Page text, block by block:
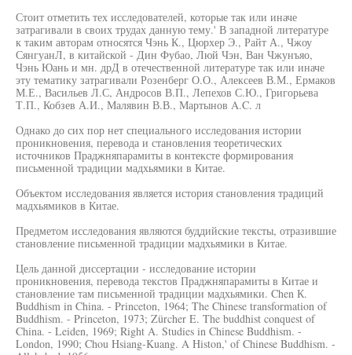
Стоит отметить тех исследователей, которые так или иначе
затрагивали в своих трудах данную тему.' В западной литературе
к таким авторам относятся Чэнь К., Цюрхер Э., Райт А., Чжоу
СянгуанЛ, в китайской - Дин Фубао, Люй Чэн, Ван Чжунъяо,
Чэнь Юань и мн. дрД в отечественной литературе так или иначе
эту тематику затрагивали Розенберг О.О., Алексеев В.М., Ермаков
М.Е., Васильев Л.С, Андросов В.П., Лепехов С.Ю., Григорьева
Т.П., Кобзев А.И., Малявин В.В., Мартынов A.C. л
Однако до сих пор нет специального исследования истории
проникновения, перевода и становления теоретических
источников Праджняпарамиты в контексте формирования
письменной традиции мадхьямики в Китае.
Объектом исследования является история становления традиций
мадхьямиков в Китае.
Предметом исследования являются буддийские тексты, отразившие
становление письменной традиции мадхьямики в Китае.
Цель данной диссертации - исследование истории
проникновения, перевода текстов Праджняпарамиты в Китае и
становление там письменной традиции мадхьямики. Chen К.
Buddhism in China. - Princeton, 1964; The Chinese transformation of
Buddhism. - Princeton, 1973; Zürcher E. The buddhist conquest of
China. - Leiden, 1969; Right A. Studies in Chinese Buddhism. -
London, 1990; Chou Hsiang-Kuang. A Histon,' of Chinese Buddhism. -